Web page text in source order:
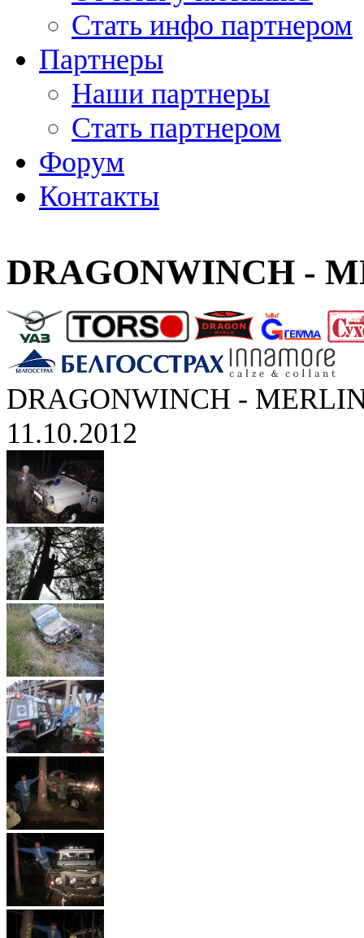
Стать инфо партнером
Партнеры
Наши партнеры
Стать партнером
Форум
Контакты
DRAGONWINCH -
DRAGONWINCH -
11.10.2012